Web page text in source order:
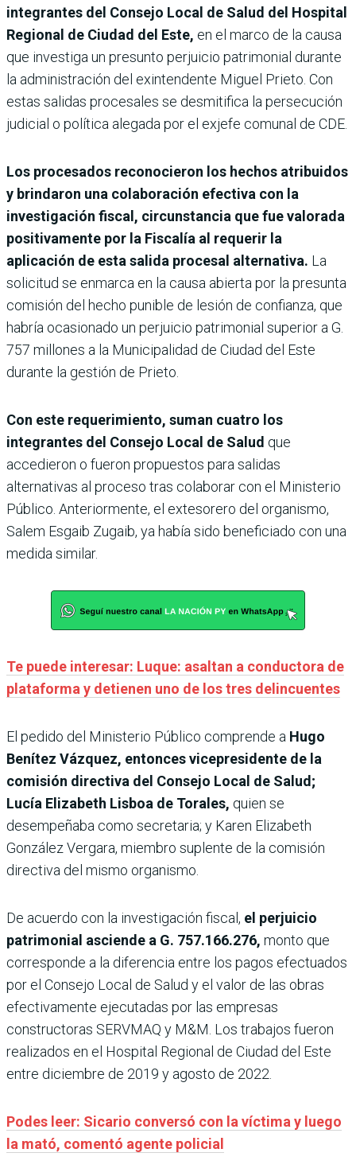
integrantes del Consejo Local de Salud del Hospital
Regional de Ciudad del Este, en el marco de la causa
que investiga un presunto perjuicio patrimonial durante
la administración del exintendente Miguel Prieto. Con
estas salidas procesales se desmitifica la persecución
judicial o política alegada por el exjefe comunal de CDE.
Los procesados reconocieron los hechos atribuidos
y brindaron una colaboración efectiva con la
investigación fiscal, circunstancia que fue valorada
positivamente por la Fiscalía al requerir la
aplicación de esta salida procesal alternativa. La
solicitud se enmarca en la causa abierta por la presunta
comisión del hecho punible de lesión de confianza, que
habría ocasionado un perjuicio patrimonial superior a G.
757 millones a la Municipalidad de Ciudad del Este
durante la gestión de Prieto.
Con este requerimiento, suman cuatro los
integrantes del Consejo Local de Salud que
accedieron o fueron propuestos para salidas
alternativas al proceso tras colaborar con el Ministerio
Público. Anteriormente, el extesorero del organismo,
Salem Esgaib Zugaib, ya había sido beneficiado con una
medida similar.
Te puede interesar: Luque: asaltan a conductora de
plataforma y detienen uno de los tres delincuentes
El pedido del Ministerio Público comprende a Hugo
Benítez Vázquez, entonces vicepresidente de la
comisión directiva del Consejo Local de Salud;
Lucía Elizabeth Lisboa de Torales, quien se
desempeñaba como secretaria; y Karen Elizabeth
González Vergara, miembro suplente de la comisión
directiva del mismo organismo.
De acuerdo con la investigación fiscal, el perjuicio
patrimonial asciende a G. 757.166.276, monto que
corresponde a la diferencia entre los pagos efectuados
por el Consejo Local de Salud y el valor de las obras
efectivamente ejecutadas por las empresas
constructoras SERVMAQ y M&M. Los trabajos fueron
realizados en el Hospital Regional de Ciudad del Este
entre diciembre de 2019 y agosto de 2022.
Podes leer: Sicario conversó con la víctima y luego
la mató, comentó agente policial